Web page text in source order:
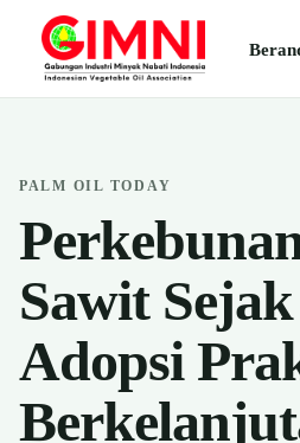
PALM OIL TODAY
Sawit
Adopsi